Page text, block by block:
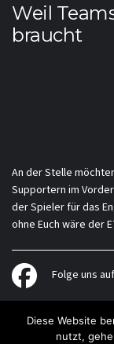
Weil
braucht
An der Stelle
Supportern im
der Spieler für das
ohne Euch wäre der
Folge uns
Diese Website
nutzt,